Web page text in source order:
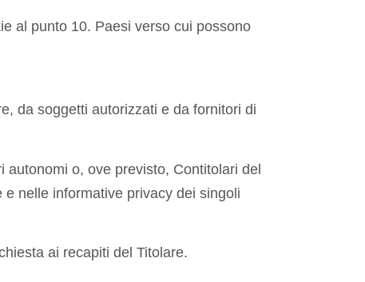
al punto 10. Paesi verso cui possono
da soggetti autorizzati e da fornitori di
autonomi o, ove previsto, Contitolari del
nelle informative privacy dei singoli
ai recapiti del Titolare.